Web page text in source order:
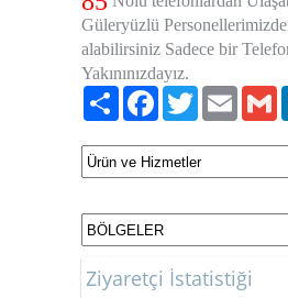
Güleryüzlü
alabilirsiniz Sadece bir
Yakınınızdayız.
PaylaşFacebook
TwitterEmail
Ziyaretçi İstatistiği